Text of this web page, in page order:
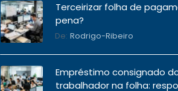
Terceirizar folha de
pena?
De: Rodrigo-Ribeiro
Empréstimo consignado
trabalhador na folha: